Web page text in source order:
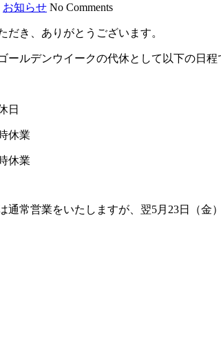
お知らせ No Comments
だき、ありがとうございます。
ールデンウイークの代休として以下の日程
日
休業
休業
通常営業をいたしますが、翌5月23日（金